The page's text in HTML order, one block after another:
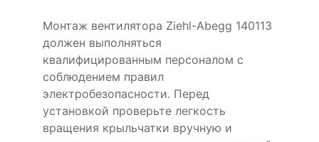
Монтаж вентилятора Ziehl-Abegg 140113
должен выполняться
квалифицированным персоналом с
соблюдением правил
электробезопасности. Перед
установкой проверьте легкость
вращения крыльчатки вручную и